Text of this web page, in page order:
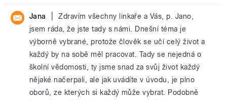
Jana
Zdravím všechny linkaře a Vás, p. Jano,
jsem ráda, že jste tady s námi. Dnešní téma je
výborně vybrané, protože člověk se učí celý život a
každý by na sobě měl pracovat. Tady se nejedná o
školní vědomosti, ty jsme snad za svůj život každý
nějaké načerpali, ale jak uvádíte v úvodu, je plno
oborů, ze kterých si každý může vybrat. Podobně